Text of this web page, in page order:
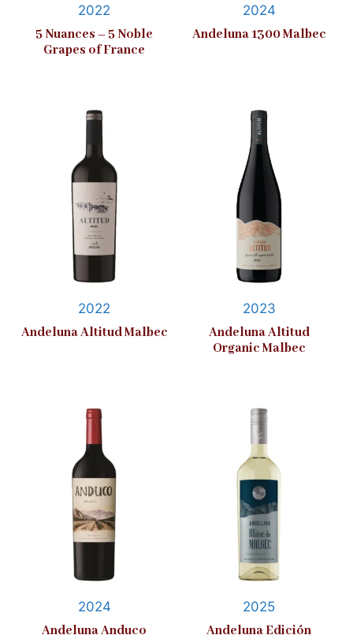
2022
5 Nuances – 5 Noble
Grapes of France
2024
Andeluna 1300 Malbec
2022
Andeluna Altitud Malbec
2023
Andeluna Altitud
Organic Malbec
2024
Andeluna Anduco
2025
Andeluna Edición